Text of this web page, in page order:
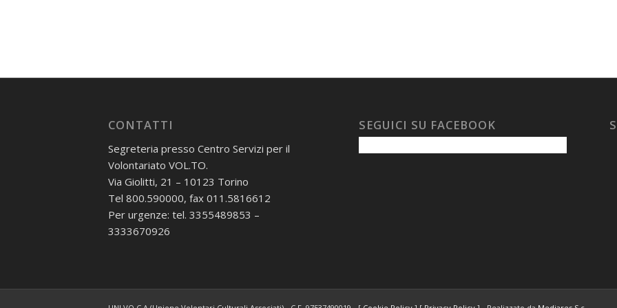
CONTATTI
Segreteria presso Centro Servizi per il
Volontariato VOL.TO.
Via Giolitti, 21 – 10123 Torino
Tel 800.590000, fax 011.5816612
Per urgenze: tel. 3355489853 –
3333670926
SEGUICI SU FACEBOOK